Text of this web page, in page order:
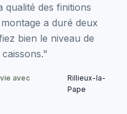
qualité des finitions
a duré deux
bien le niveau de
avec
Rillieux-la-
Pape